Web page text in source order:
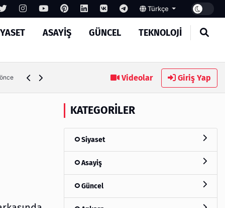
Türkçe
ASAYIŞ GÜNCEL TEKNOLOJI
önce MASROKİT Eğitim Kitleri ile Elektronik Öğrenmek
Videolar Giriş Yap
KATEGORILER
Siyaset
Asayiş
Güncel